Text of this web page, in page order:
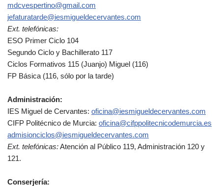
mdcvespertino@gmail.com
jefaturatarde@iesmigueldecervantes.com
Ext. telefónicas:
ESO Primer Ciclo 104
Segundo Ciclo y Bachillerato 117
Ciclos Formativos 115 (Juanjo) Miguel (116)
FP Básica (116, sólo por la tarde)
Administración:
IES Miguel de Cervantes: oficina@iesmigueldecervantes.com
CIFP Politécnico de Murcia: oficina@cifppolitecnicodemurcia.es
admisionciclos@iesmigueldecervantes.com
Ext. telefónicas:Atención al Público 119, Administración 120 y
121.
Conserjería: